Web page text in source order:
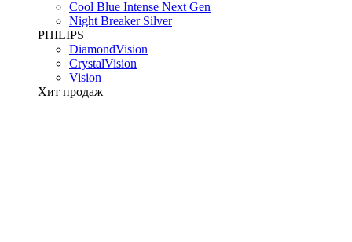
Cool Blue Intense Next Gen
Night Breaker Silver
PHILIPS
DiamondVision
CrystalVision
Vision
Хит продаж